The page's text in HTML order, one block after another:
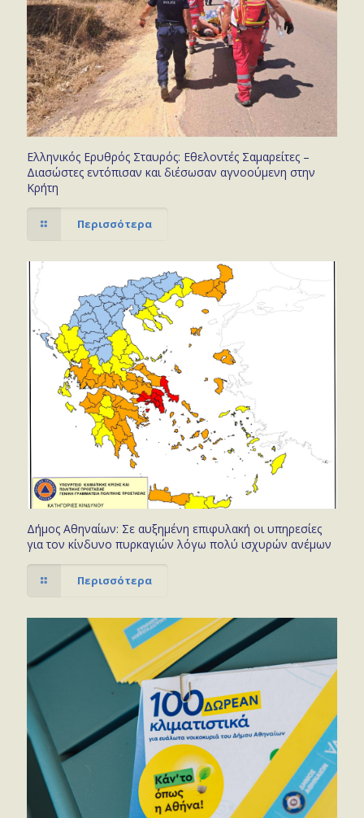
Ελληνικός Ερυθρός Σταυρός: Εθελοντές Σαμαρείτες –
Διασώστες εντόπισαν και διέσωσαν αγνοούμενη στην
Κρήτη
Περισσότερα
Δήμος Αθηναίων: Σε αυξημένη επιφυλακή οι υπηρεσίες
για τον κίνδυνο πυρκαγιών λόγω πολύ ισχυρών ανέμων
Περισσότερα